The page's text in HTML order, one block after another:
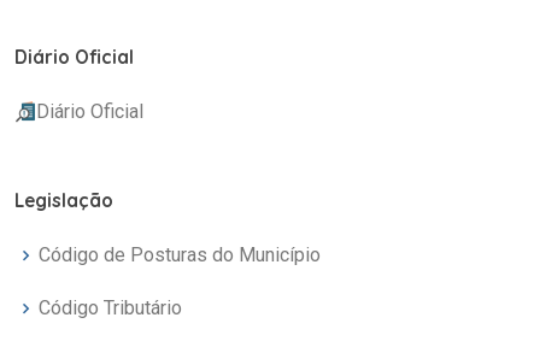
Diário Oficial
Diário Oficial
Legislação
Código de Posturas do Município
Código Tributário